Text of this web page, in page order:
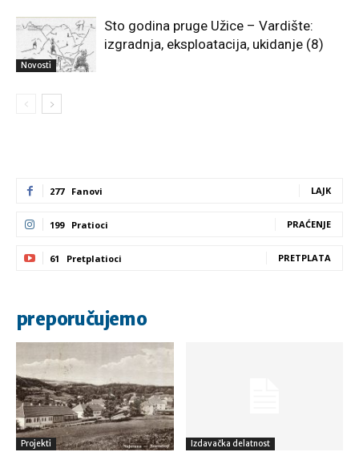
Novosti
Sto godina pruge Užice – Vardište:
izgradnja, eksploatacija, ukidanje (8)
277 Fanovi LAJK
199 Pratioci PRAĆENJE
61 Pretplatioci PRETPLATA
preporučujemo
Projekti Izdavačka delatnost